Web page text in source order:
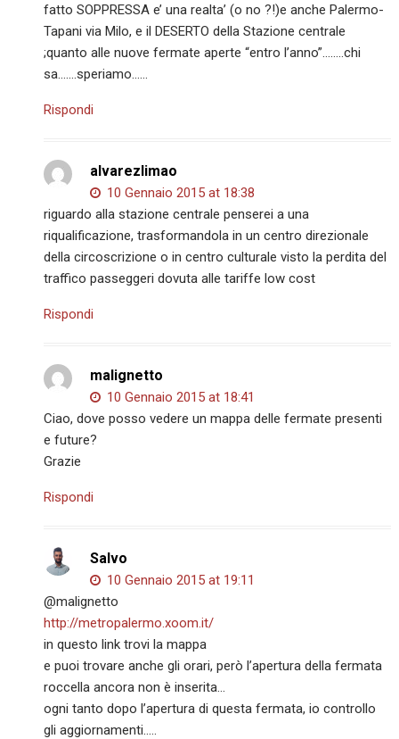
fatto SOPPRESSA e’ una realta’ (o no ?!)e anche Palermo-
Tapani via Milo, e il DESERTO della Stazione centrale
;quanto alle nuove fermate aperte “entro l’anno”……..chi
sa…….speriamo……
Rispondi
alvarezlimao
10 Gennaio 2015 at 18:38
riguardo alla stazione centrale penserei a una
riqualificazione, trasformandola in un centro direzionale
della circoscrizione o in centro culturale visto la perdita del
traffico passeggeri dovuta alle tariffe low cost
Rispondi
malignetto
10 Gennaio 2015 at 18:41
Ciao, dove posso vedere un mappa delle fermate presenti
e future?
Grazie
Rispondi
Salvo
10 Gennaio 2015 at 19:11
@malignetto
http://metropalermo.xoom.it/
in questo link trovi la mappa
e puoi trovare anche gli orari, però l’apertura della fermata
roccella ancora non è inserita…
ogni tanto dopo l’apertura di questa fermata, io controllo
gli aggiornamenti…..